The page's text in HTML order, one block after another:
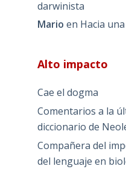
darwinista
Mario en Hacia
Alto impacto
Cae el dogma
Comentarios a la
diccionario de
Compañera del
del lenguaje en